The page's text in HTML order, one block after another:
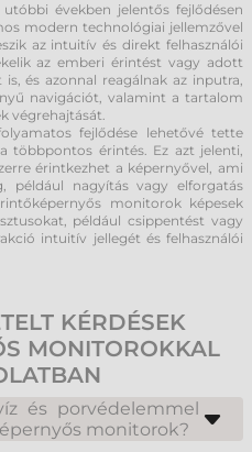
években jelentős fejlődésen
modern technológiai jellemzővel
az intuitív és direkt felhasználói
az emberi érintést vagy adott
és azonnal reagálnak az inputra,
navigációt, valamint a tartalom
végrehajtását.
fejlődése lehetővé tette
többpontos érintés. Ez azt jelenti,
érintkezhet a képernyővel, ami
például nagyítás vagy elforgatás
monitorok képesek
például csippentést vagy
intuitív jellegét és felhasználói
KÉRDÉSEK
MONITOROKKAL
és porvédelemmel
monitorok?